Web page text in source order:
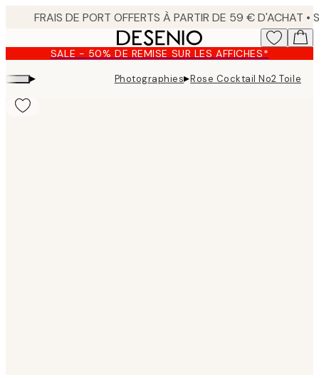
content.SALE - 50% DE REMISE SUR LES AFFICHES*
▸ Photographies▸Rose Cocktail No2 Toile